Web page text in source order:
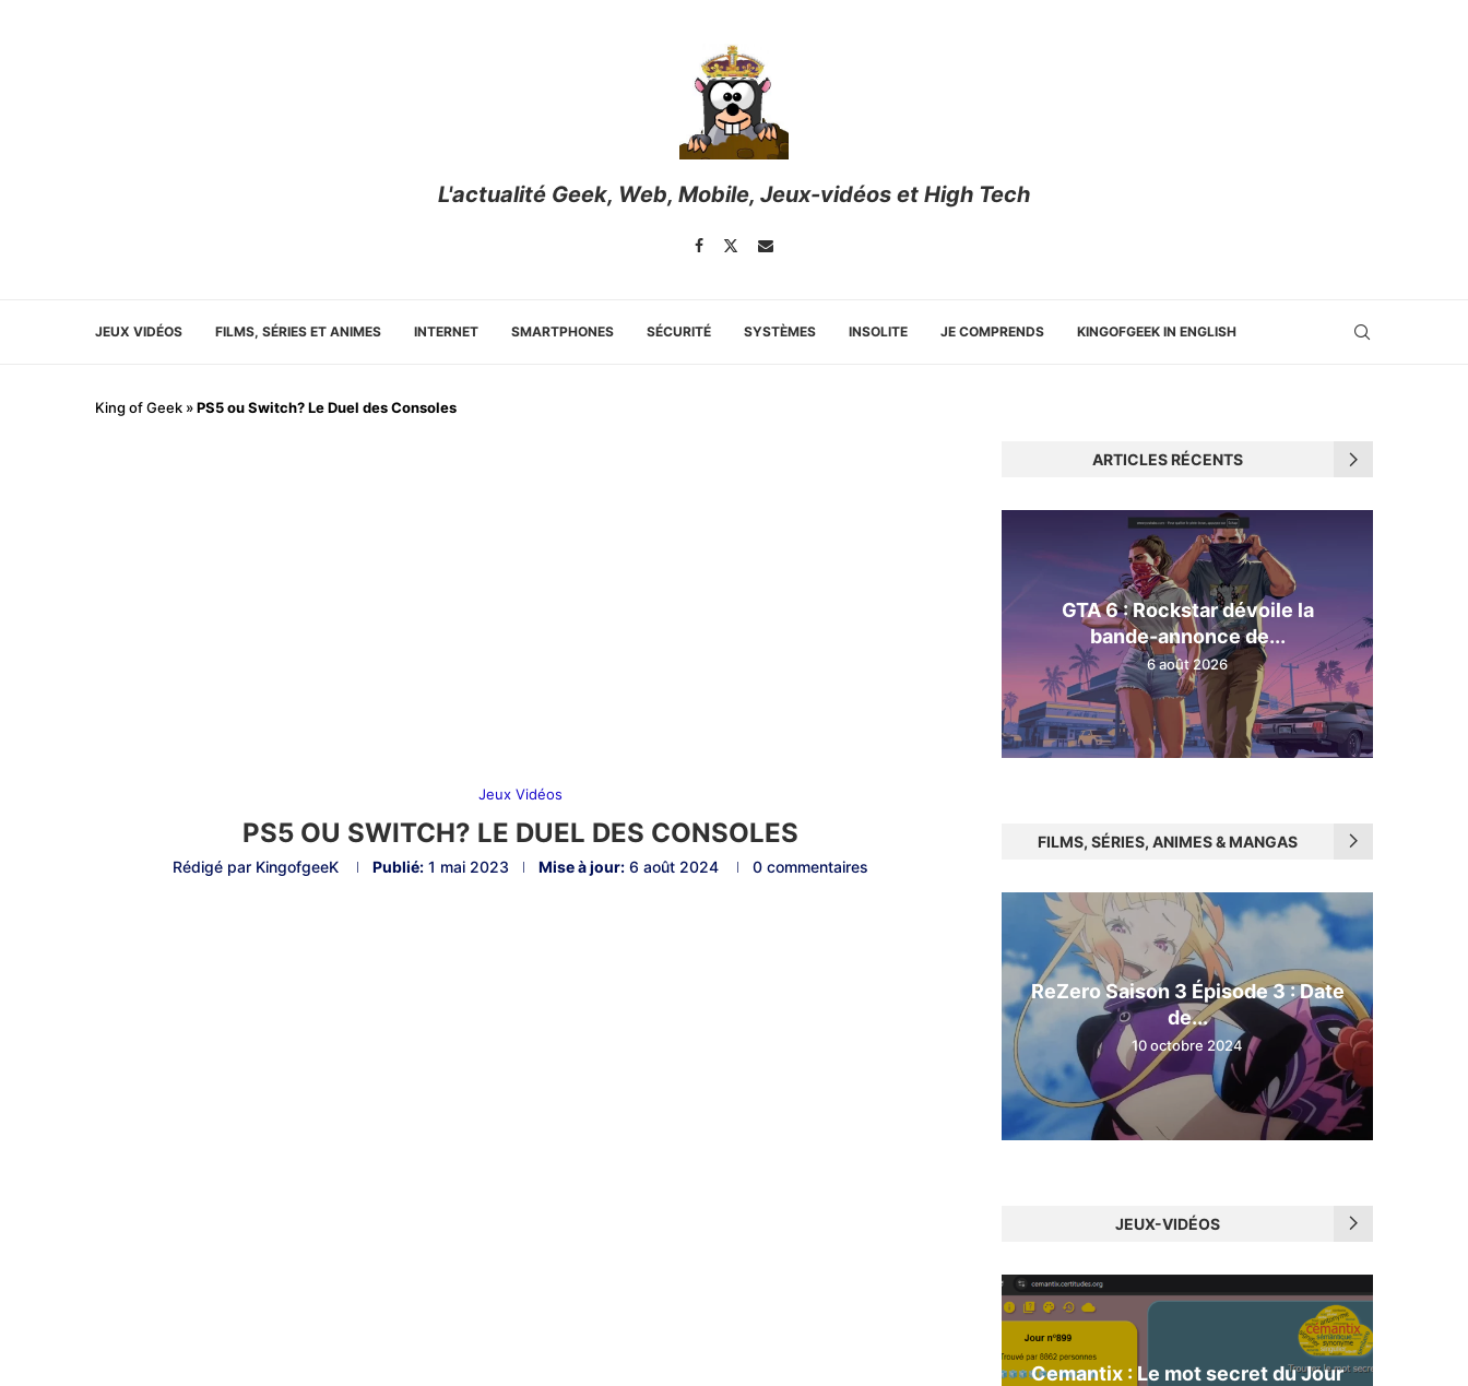
L'actualité Geek, Web, Mobile, Jeux-vidéos et High Tech
JEUX VIDÉOS FILMS, SÉRIES ET ANIMES INTERNET SMARTPHONES SÉCURITÉ SYSTÈMES INSOLITE JE COMPRENDS KINGOFGEEK IN ENGLISH
King of Geek »PS5 ou Switch? Le Duel des Consoles
Jeux Vidéos
PS5 OU SWITCH? LE DUEL DES CONSOLES
Rédigé par KingofgeeK Publié: 1 mai 2023 Mise à jour: 6 août 2024 0 commentaires
ARTICLES RÉCENTS
GTA 6 : Rockstar dévoile la
bande-annonce de...
6 août 2026
FILMS, SÉRIES, ANIMES & MANGAS
ReZero Saison 3 Épisode 3 : Date
de...
10 octobre 2024
JEUX-VIDÉOS
Cemantix : Le mot secret du Jour